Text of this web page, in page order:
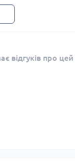
відгуків про